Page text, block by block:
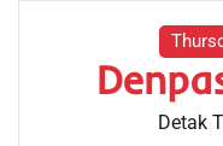
Detak